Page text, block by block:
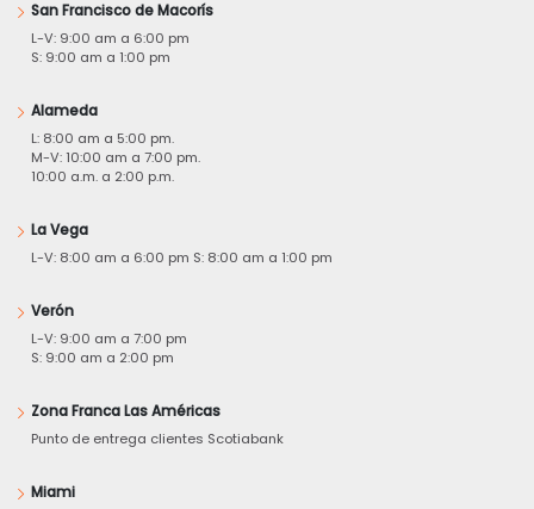
San Francisco de Macorís
L-V: 9:00 am a 6:00 pm
S: 9:00 am a 1:00 pm
Alameda
L: 8:00 am a 5:00 pm.
M-V: 10:00 am a 7:00 pm.
10:00 a.m. a 2:00 p.m.
La Vega
L-V: 8:00 am a 6:00 pm S: 8:00 am a 1:00 pm
Verón
L-V: 9:00 am a 7:00 pm
S: 9:00 am a 2:00 pm
Zona Franca Las Américas
Punto de entrega clientes Scotiabank
Miami